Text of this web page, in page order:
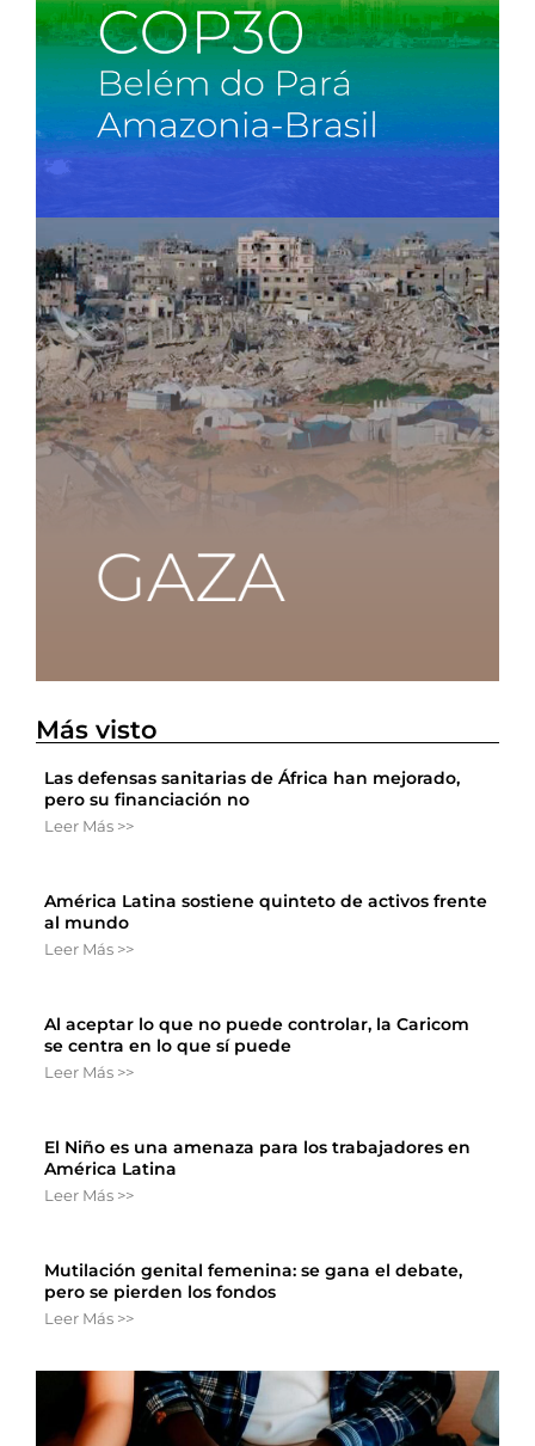
Más visto
Las defensas sanitarias de África han mejorado,
pero su financiación no
Leer Más >>
América Latina sostiene quinteto de activos frente
al mundo
Leer Más >>
Al aceptar lo que no puede controlar, la Caricom
se centra en lo que sí puede
Leer Más >>
El Niño es una amenaza para los trabajadores en
América Latina
Leer Más >>
Mutilación genital femenina: se gana el debate,
pero se pierden los fondos
Leer Más >>